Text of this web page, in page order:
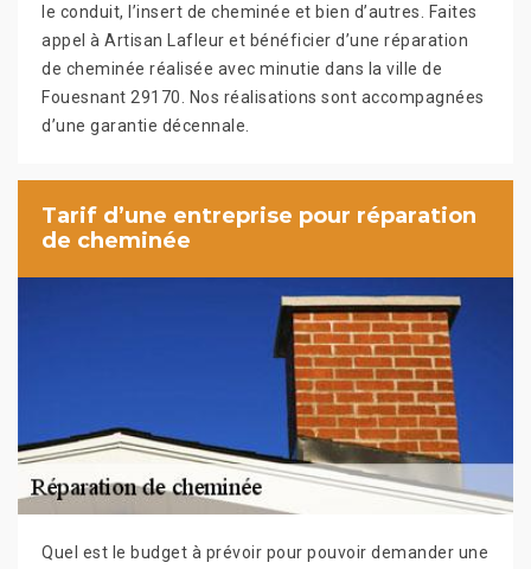
le conduit, l’insert de cheminée et bien d’autres. Faites
appel à Artisan Lafleur et bénéficier d’une réparation
de cheminée réalisée avec minutie dans la ville de
Fouesnant 29170. Nos réalisations sont accompagnées
d’une garantie décennale.
Tarif d’une entreprise pour réparation
de cheminée
Quel est le budget à prévoir pour pouvoir demander une